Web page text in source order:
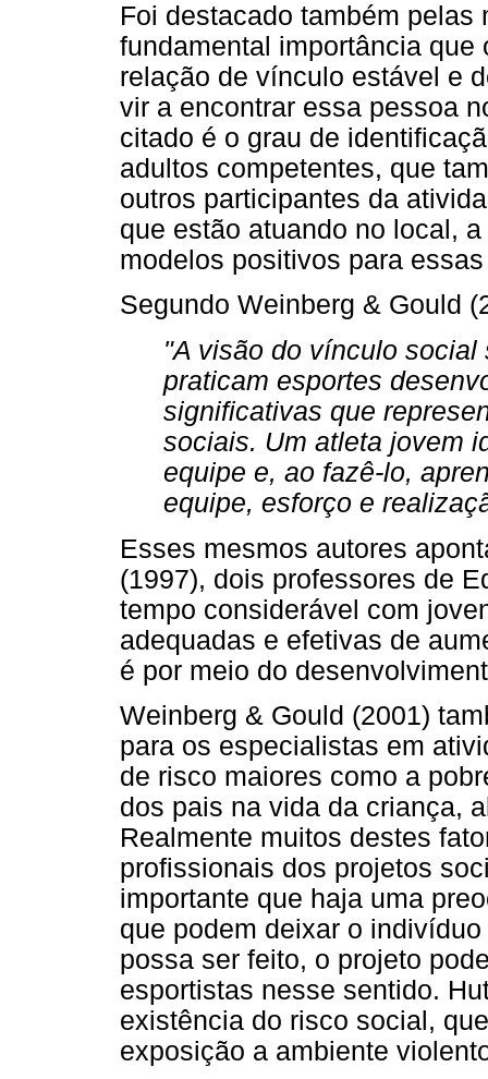
Foi destacado também pelas
fundamental importância
relação de vínculo estável e
vir a encontrar essa pessoa
citado é o grau de
adultos competentes, que
outros participantes da
que estão atuando no local,
modelos positivos para
Segundo Weinberg & Gould
"A visão do vínculo
praticam esportes
significativas que
sociais. Um atleta jovem
equipe e, ao fazê-lo,
equipe, esforço e
Esses mesmos autores
(1997), dois professores de
tempo considerável com
adequadas e efetivas de
é por meio do
Weinberg & Gould (2001)
para os especialistas em
de risco maiores como a
dos pais na vida da criança,
Realmente muitos destes
profissionais dos projetos
importante que haja uma
que podem deixar o
possa ser feito, o projeto
esportistas nesse sentido.
existência do risco social,
exposição a ambiente